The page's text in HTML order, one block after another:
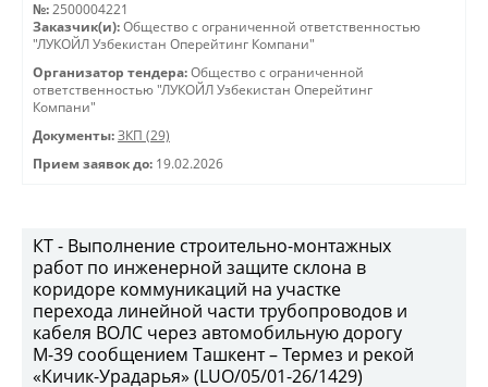
№: 2500004221
Заказчик(и): Общество с ограниченной ответственностью
"ЛУКОЙЛ Узбекистан Оперейтинг Компани"
Организатор тендера: Общество с ограниченной
ответственностью "ЛУКОЙЛ Узбекистан Оперейтинг
Компани"
Документы: ЗКП (29)
Прием заявок до: 19.02.2026
КТ - Выполнение строительно-монтажных
работ по инженерной защите склона в
коридоре коммуникаций на участке
перехода линейной части трубопроводов и
кабеля ВОЛС через автомобильную дорогу
М-39 сообщением Ташкент – Термез и рекой
«Кичик-Урадарья» (LUO/05/01-26/1429)